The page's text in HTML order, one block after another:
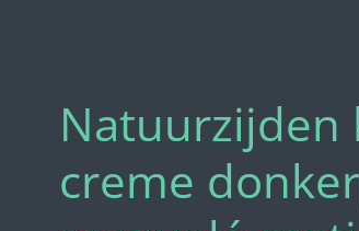
Natuurzijden
creme